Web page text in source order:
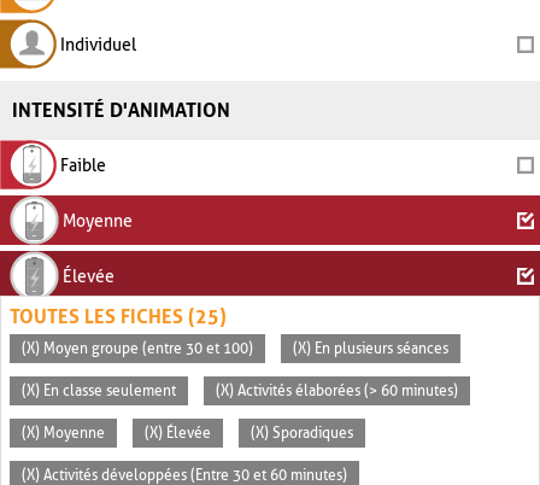
Individuel
INTENSITÉ D'ANIMATION
Faible
Moyenne
Élevée
TOUTES LES FICHES (25)
(X) Moyen groupe (entre 30 et 100) (X) En plusieurs séances
(X) En classe seulement (X) Activités élaborées (> 60 minutes)
(X) Moyenne (X) Élevée (X) Sporadiques
(X) Activités développées (Entre 30 et 60 minutes)